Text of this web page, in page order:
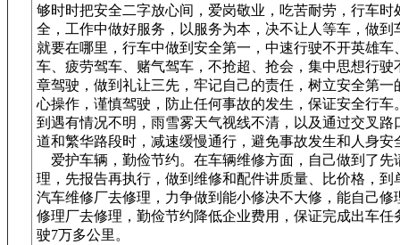
够时时把安全二字放心间，爱岗敬业，吃苦耐劳，行车时
全，工作中做好服务，以服务为本，决不让人等车，做到
就要在哪里，行车中做到安全第一，中速行驶不开英雄车
车、疲劳驾车、赌气驾车，不抢超、抢会，集中思想行驶
章驾驶，做到礼让三先，牢记自己的责任，树立安全第一
心操作，谨慎驾驶，防止任何事故的发生，保证安全行车
到遇有情况不明，雨雪雾天气视线不清，以及通过交叉路
道和繁华路段时，减速缓慢通行，避免事故发生和人身安
爱护车辆，勤俭节约。在车辆维修方面，自己做到了先
理，先报告再执行，做到维修和配件讲质量、比价格，到
汽车维修厂去修理，力争做到能小修决不大修，能自己修
修理厂去修理，勤俭节约降低企业费用，保证完成出车任
驶7万多公里。